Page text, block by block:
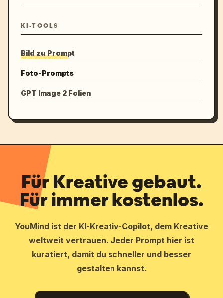
KI-TOOLS
Bild zu Prompt
Foto-Prompts
GPT Image 2 Folien
Für Kreative gebaut.
Für immer kostenlos.
YouMind ist der KI-Kreativ-Copilot, dem Kreative
weltweit vertrauen. Jeder Prompt hier ist
kuratiert, damit du schneller und besser
gestalten kannst.